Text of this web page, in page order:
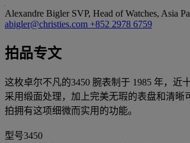
Alexandre Bigler SVP, Head of Watches, Asia
abigler@christies.com +852 2978 6759
拍品专文
这枚卓尔不凡的3450 腕表制于 1985 年，
采用缎面处理，加上完美无瑕的表盘和清晰
拍拥有这项细微而实用的功能。
型号3450